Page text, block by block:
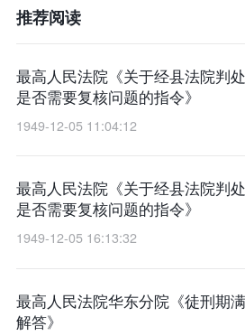
推荐阅读
最高人民法院《关于经县法院判
是否需要复核问题的指令》
1949-12-05 11:04:12
最高人民法院《关于经县法院判
是否需要复核问题的指令》
1949-12-05 16:13:32
最高人民法院华东分院《徒刑期
解答》